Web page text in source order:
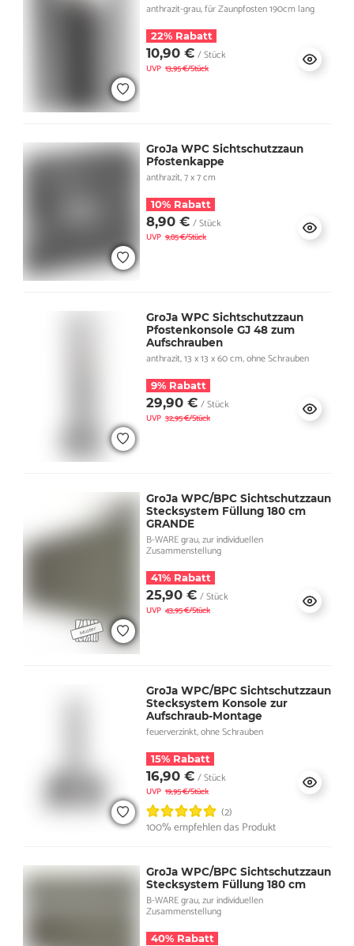
anthrazit-grau, für Zaunpfosten 190cm lang
22% Rabatt
10,90 € / Stück
UVP 13,95 €/Stück
GroJa WPC Sichtschutzzaun
Pfostenkappe
anthrazit, 7 x 7 cm
10% Rabatt
8,90 € / Stück
UVP 9,85 €/Stück
GroJa WPC Sichtschutzzaun
Pfostenkonsole GJ 48 zum
Aufschrauben
anthrazit, 13 x 13 x 60 cm, ohne Schrauben
9% Rabatt
29,90 € / Stück
UVP 32,95 €/Stück
GroJa WPC/BPC Sichtschutzzaun
Stecksystem Füllung 180 cm
GRANDE
B-WARE grau, zur individuellen
Zusammenstellung
41% Rabatt
25,90 € / Stück
UVP 43,95 €/Stück
GroJa WPC/BPC Sichtschutzzaun
Stecksystem Konsole zur
Aufschraub-Montage
feuerverzinkt, ohne Schrauben
15% Rabatt
16,90 € / Stück
UVP 19,95 €/Stück
(2)
100% empfehlen das Produkt
GroJa WPC/BPC Sichtschutzzaun
Stecksystem Füllung 180 cm
B-WARE grau, zur individuellen
Zusammenstellung
40% Rabatt